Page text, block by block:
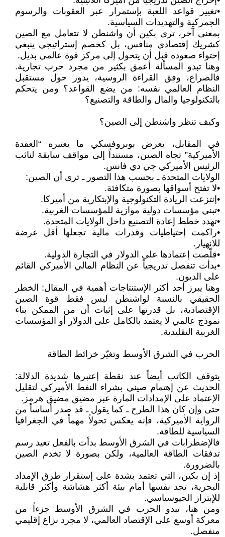
•تغيير قواعد اللعبة بإستمرار عبر العقوبات والرسوم
الجمركية والتهديدات السياسية.
بمعنى آخر، ترى بكين أن واشنطن لا تتعامل مع الصين
كشريك إقتصادي منافس، بل كخصم إستراتيجي ينبغي
إحتواء صعوده قبل أن يتحول إلى مركز قوة عالمي بديل.
وهنا تبدو المسألة أعمق بكثير من مجرد حرب تجارية.
فالصراع، وفق القراءة الروسية، يدور حول مستقبل
النظام العالمي نفسه: من يضع القواعد؟ ومن يتحكم
بالتكنولوجيا والمال والطاقة والتصنيع؟
وكيف تنظر واشنطن إلى الصين؟
في المقابل، يعرض بوبروفسكي ما يعتبره “العقدة
الأميركية” تجاه الصين، مستنداً إلى مواقف سابقة لنائب
الرئيس الأميركي جي دي فانس.
الولايات المتحدة ـ بحسب هذا التصور ـ ترى أن الصين:
•لا تفتح أسواقها بصورة متكافئة.
•إنتزعت الريادة التكنولوجية والإبتكارية من أميركا.
•تبني مؤسسات دولية موازية للمؤسسات الغربية.
•تهدد خطط إعادة التصنيع داخل الولايات المتحدة.
•راكمت إحتياطيات وقدرات مالية تجعلها أقل عرضة
للانهيار.
•قلّصت إعتمادها على الدولار في التجارة الدولية.
•بدأت تنفصل تدريجياً عن النظام المالي الأميركي القائم
على الديون.
وهنا يبرز أحد أكثر الإستنتاجات أهمية في المقال: الخطر
الحقيقي بالنسبة لواشنطن ليس فقط قوة الصين
الإقتصادية، بل قدرتها على إثبات أن من الممكن بناء
نموذج عالمي لا يعتمد بالكامل على الدولار أو المؤسسات
الغربية التقليدية.
الحرب في الشرق الأوسط وتغيّر خرائط الطاقة
يتوقف الكاتب أيضاً عند نقطة إعتبرها شديدة الدلالة:
الحديث عن إهتمام صيني بشراء النفط الأميركي لتقليل
الإعتماد على الإمدادات المارة عبر مضيق مضيق هرمز.
حتى وإن كان هذا الطرح ـ كما يقول ـ قد صدر أساساً من
الرواية الأميركية، فإنه يعكس تحولاً مهماً في الجغرافيا
السياسية للطاقة.
فالإضطرابات في الشرق الأوسط بدأت بالفعل تعيد رسم
تدفقات الطاقة العالمية، ولكن بصورة لا تخدم الصين
بالضرورة.
إذ إن بكين، التي تعتمد بشدة على إستقرار طرق الإمداد
البحرية، تجد نفسها أمام بيئة أكثر هشاشة وأكثر قابلية
للإبتزاز الجيوسياسي.
ومن هنا، تبدو الحرب في الشرق الأوسط جزءاً من
معركة أوسع على الإقتصاد العالمي، لا مجرد نزاع إقليمي
منفصل.